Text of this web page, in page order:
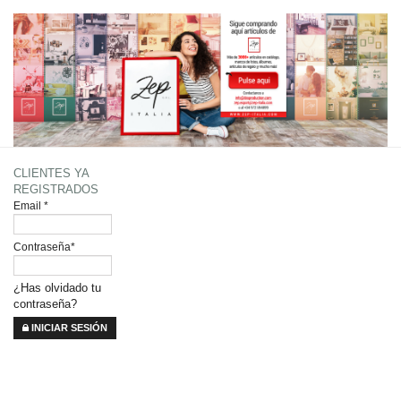
CLIENTES YA
REGISTRADOS
Email *
Contraseña*
¿Has olvidado tu
contraseña?
INICIAR SESIÓN